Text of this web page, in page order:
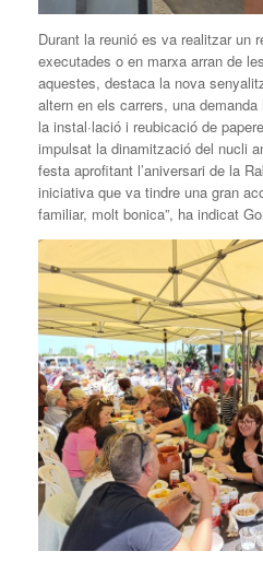
Durant la reunió es va realitzar un
executades o en marxa arran de
aquestes, destaca la nova
altern en els carrers, una
la instal·lació i reubicació de
impulsat la dinamització del nucli
festa aprofitant l’aniversari de la
iniciativa que va tindre una gran
familiar, molt bonica”, ha indicat